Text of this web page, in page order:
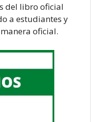
del libro oficial
a estudiantes y
oficial.